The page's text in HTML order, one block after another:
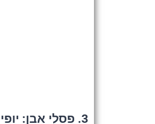
3. פסלי אבן: